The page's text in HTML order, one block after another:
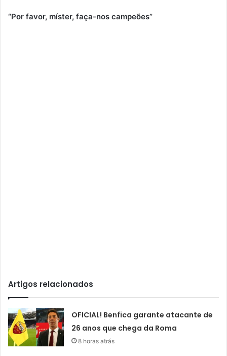
“Por favor, míster, faça-nos campeões”
Artigos relacionados
OFICIAL! Benfica garante atacante de
26 anos que chega da Roma
8 horas atrás